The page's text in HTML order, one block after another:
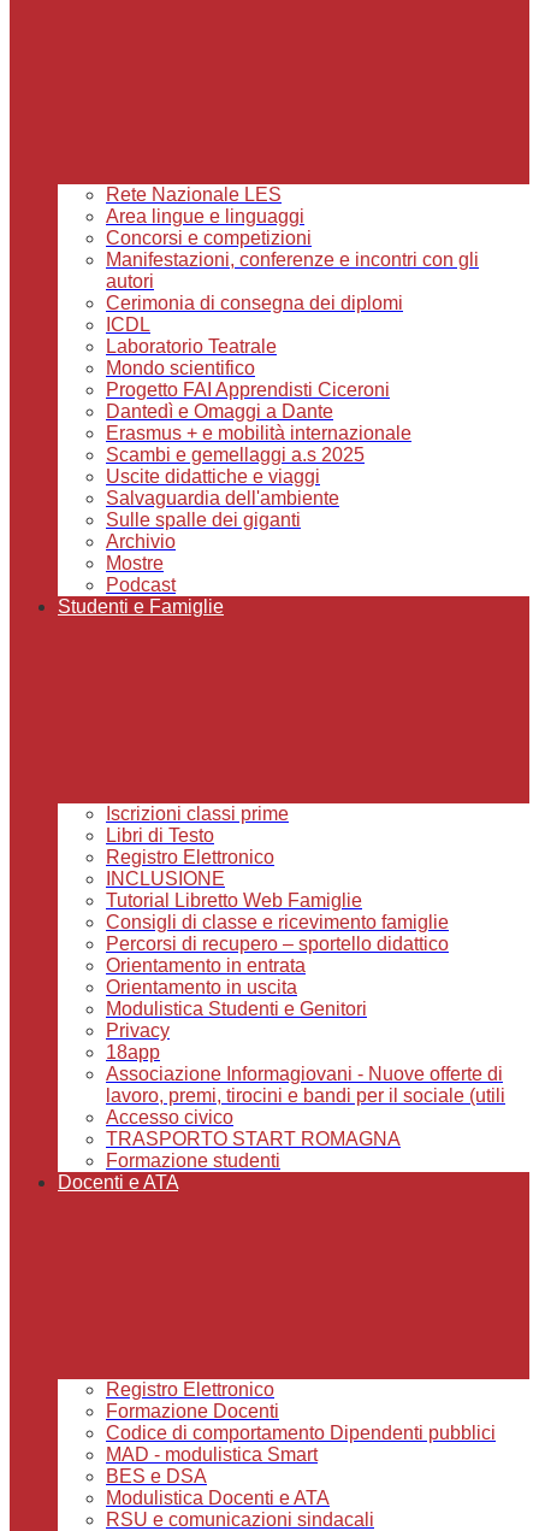
Rete Nazionale LES
Area lingue e linguaggi
Concorsi e competizioni
Manifestazioni, conferenze e incontri con gli
autori
Cerimonia di consegna dei diplomi
ICDL
Laboratorio Teatrale
Mondo scientifico
Progetto FAI Apprendisti Ciceroni
Dantedì e Omaggi a Dante
Erasmus + e mobilità internazionale
Scambi e gemellaggi a.s 2025
Uscite didattiche e viaggi
Salvaguardia dell'ambiente
Sulle spalle dei giganti
Archivio
Mostre
Podcast
Studenti e Famiglie
Iscrizioni classi prime
Libri di Testo
Registro Elettronico
INCLUSIONE
Tutorial Libretto Web Famiglie
Consigli di classe e ricevimento famiglie
Percorsi di recupero – sportello didattico
Orientamento in entrata
Orientamento in uscita
Modulistica Studenti e Genitori
Privacy
18app
Associazione Informagiovani - Nuove offerte di
lavoro, premi, tirocini e bandi per il sociale (utili
Accesso civico
TRASPORTO START ROMAGNA
Formazione studenti
Docenti e ATA
Registro Elettronico
Formazione Docenti
Codice di comportamento Dipendenti pubblici
MAD - modulistica Smart
BES e DSA
Modulistica Docenti e ATA
RSU e comunicazioni sindacali